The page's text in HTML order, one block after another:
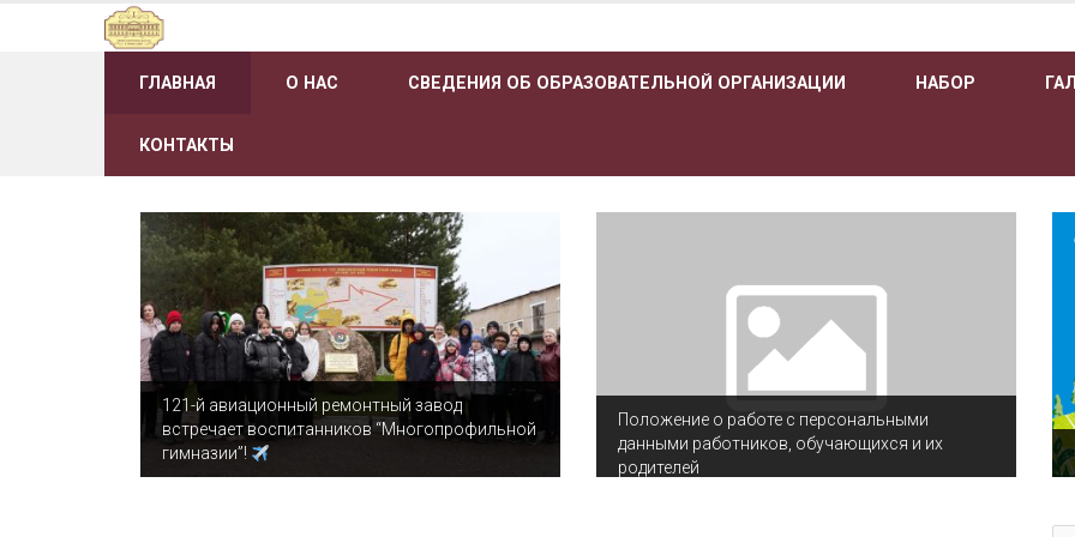
ГЛАВНАЯ О НАС СВЕДЕНИЯ ОБ ОБРАЗОВАТЕЛЬНОЙ ОРГАНИЗАЦИИ НАБОР
КОНТАКТЫ
121-й авиационный ремонтный завод
встречает воспитанников “Многопрофильной
гимназии”!
Положение о работе с персональными
данными работников, обучающихся и их
родителей